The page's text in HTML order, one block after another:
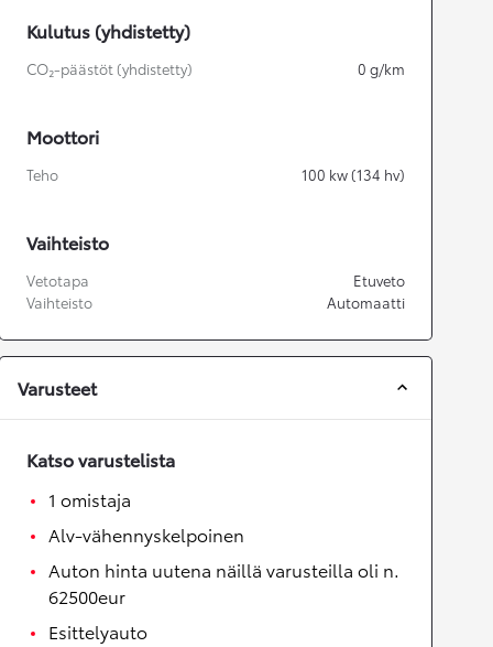
Kulutus (yhdistetty)
CO₂-päästöt (yhdistetty) 0 g/km
Moottori
Teho 100 kw (134 hv)
Vaihteisto
Vetotapa
Etuveto
Vaihteisto
Automaatti
Varusteet
Katso varustelista
1 omistaja
Alv-vähennyskelpoinen
Auton hinta uutena näillä varusteilla oli n.
62500eur
Esittelyauto